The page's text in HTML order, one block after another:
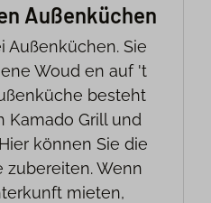
Außenküchen
Außenküchen. Sie
Woud en auf 't
besteht
Kamado Grill und
können Sie die
zubereiten. Wenn
mieten,